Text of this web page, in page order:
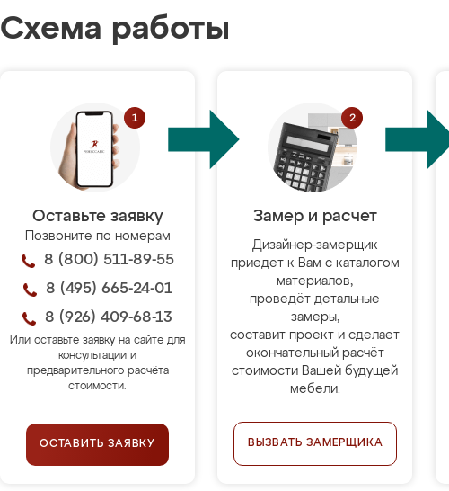
Схема работы
Оставьте заявку
Позвоните по номерам
8 (800) 511-89-55
8 (495) 665-24-01
8 (926) 409-68-13
Или оставьте заявку на сайте для
консультации и
предварительного расчёта
стоимости.
ОСТАВИТЬ ЗАЯВКУ
Замер и расчет
Дизайнер-замерщик
приедет к Вам с каталогом
материалов,
проведёт детальные
замеры,
составит проект и сделает
окончательный расчёт
стоимости Вашей будущей
мебели.
ВЫЗВАТЬ ЗАМЕРЩИКА